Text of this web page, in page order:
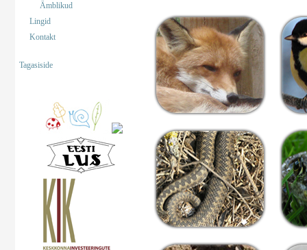
Ämblikud
Lingid
Kontakt
Tagasiside